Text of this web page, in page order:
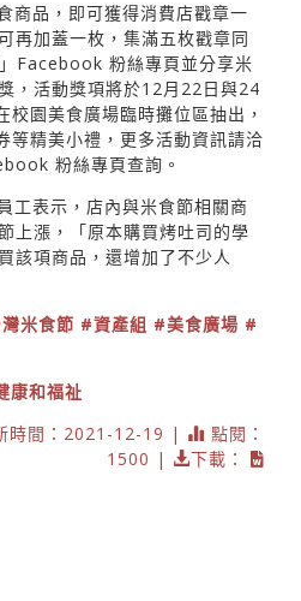
商品，即可獲得消費店戳章一
再加蓋一枚，集滿五枚戳章同
Facebook 粉絲專頁並分享米
，活動獎項將於12月22日與24
校園美食廣場臨時攤位區抽出，
等精美小禮，更多活動資訊請洽
粉絲專頁查詢。
工表示，店內與米食節相關商
上漲，「原本購買烤吐司的學
該項商品，還增加了不少人
米食節 #資產組 #美食廣場 #
康和福祉
時間：2021-12-19 |
點閱：
1500 |
下載：